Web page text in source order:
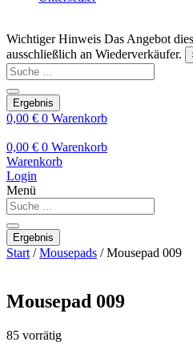
Wichtiger Hinweis Das Angebot
ausschließlich an Wiederverkäufer.
Search
...
Ergebnis
0,00 € 0 Warenkorb
0,00 € 0 Warenkorb
Warenkorb
Login
Menü
Search
...
Ergebnis
Start /Mousepads / Mousepad 009
Mousepad 009
85 vorrätig